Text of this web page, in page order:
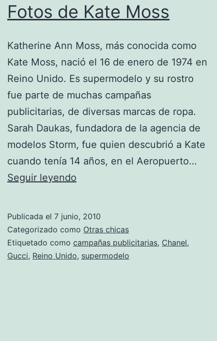
Fotos de Kate Moss
Katherine Ann Moss, más conocida como
Kate Moss, nació el 16 de enero de 1974 en
Reino Unido. Es supermodelo y su rostro
fue parte de muchas campañas
publicitarias, de diversas marcas de ropa.
Sarah Daukas, fundadora de la agencia de
modelos Storm, fue quien descubrió a Kate
cuando tenía 14 años, en el Aeropuerto…
Seguir leyendo
Moss
Publicada el 7 junio, 2010
Categorizado como Otras chicas
Etiquetado como campañas publicitarias, Chanel,
Gucci, Reino Unido, supermodelo